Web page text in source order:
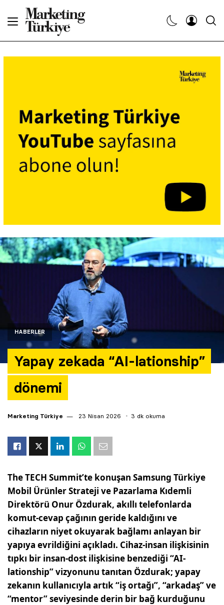
HABERLER
Yapay zekada “AI-lationship”
dönemi
Marketing Türkiye 23 Nisan 2026 3 dk okuma
The TECH Summit’te konuşan Samsung Türkiye
Mobil Ürünler Strateji ve Pazarlama Kıdemli
Direktörü Onur Özdurak, akıllı telefonlarda
komut-cevap çağının geride kaldığını ve
cihazların niyet okuyarak bağlamı anlayan bir
yapıya evrildiğini açıkladı. Cihaz-insan ilişkisinin
tıpkı bir insan-dost ilişkisine benzediği “AI-
lationship” vizyonunu tanıtan Özdurak; yapay
zekanın kullanıcıyla artık “iş ortağı”, “arkadaş” ve
“mentor” seviyesinde derin bir bağ kurduğunu
Dergiler
Etkinlikler
Araştırma